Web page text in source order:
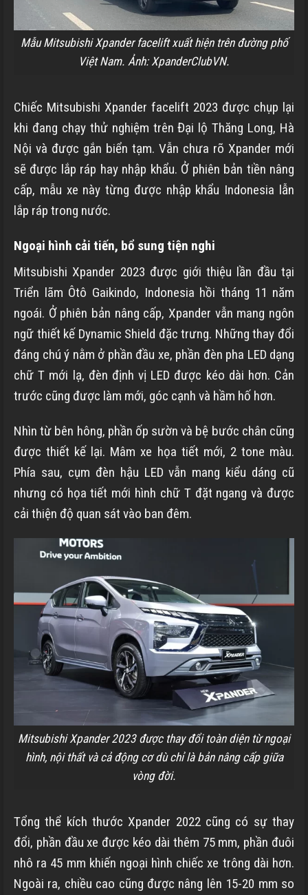
Mẫu Mitsubishi Xpander facelift xuất hiện trên đường phố
Việt Nam. Ảnh: XpanderClubVN.
Chiếc Mitsubishi Xpander facelift 2023 được chụp lại
khi đang chạy thử nghiệm trên Đại lộ Thăng Long, Hà
Nội và được gắn biển tạm. Vẫn chưa rõ Xpander mới
sẽ được lắp ráp hay nhập khẩu. Ở phiên bản tiền nâng
cấp, mẫu xe này từng được nhập khẩu Indonesia lẫn
lắp ráp trong nước.
Ngoại hình cải tiến, bổ sung tiện nghi
Mitsubishi Xpander 2023 được giới thiệu lần đầu tại
Triển lãm Ôtô Gaikindo, Indonesia hồi tháng 11 năm
ngoái. Ở phiên bản nâng cấp, Xpander vẫn mang ngôn
ngữ thiết kế Dynamic Shield đặc trưng. Những thay đổi
đáng chú ý nằm ở phần đầu xe, phần đèn pha LED dạng
chữ T mới lạ, đèn định vị LED được kéo dài hơn. Cản
trước cũng được làm mới, góc cạnh và hầm hố hơn.
Nhìn từ bên hông, phần ốp sườn và bệ bước chân cũng
được thiết kế lại. Mâm xe họa tiết mới, 2 tone màu.
Phía sau, cụm đèn hậu LED vẫn mang kiểu dáng cũ
nhưng có họa tiết mới hình chữ T đặt ngang và được
cải thiện độ quan sát vào ban đêm.
Mitsubishi Xpander 2023 được thay đổi toàn diện từ ngoại
hình, nội thất và cả động cơ dù chỉ là bản nâng cấp giữa
vòng đời.
Tổng thể kích thước Xpander 2022 cũng có sự thay
đổi, phần đầu xe được kéo dài thêm 75 mm, phần đuôi
nhô ra 45 mm khiến ngoại hình chiếc xe trông dài hơn.
Ngoài ra, chiều cao cũng được nâng lên 15-20 mm so